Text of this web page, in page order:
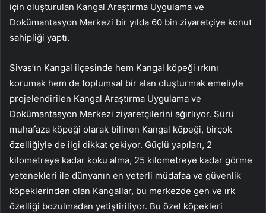
için oluşturulan Kangal Araştırma Uygulama ve
Dokümantasyon Merkezi bir yılda 60 bin ziyaretçiye konut
sahipliği yaptı.
Sivas’ın Kangal ilçesinde hem Kangal köpeği ırkını
korumak hem de toplumsal bir alan oluşturmak emeliyle
projelendirilen Kangal Araştırma Uygulama ve
Dokümantasyon Merkezi ziyaretçilerini ağırlıyor. Sürü
muhafaza köpeği olarak bilinen Kangal köpeği, birçok
özelliğiyle de ilgi dikkat çekiyor. Güçlü yapıları, 2
kilometreye kadar koku alma, 25 kilometreye kadar görme
yetenekleri ile dünyanın en yeterli müdafaa ve güvenlik
köpeklerinden olan Kangallar, bu merkezde gen ve ırk
özelliği bozulmadan yetiştiriliyor. Bu özel köpekleri